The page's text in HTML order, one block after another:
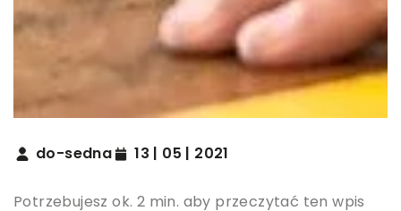
do-sedna 13 | 05 | 2021
Potrzebujesz ok. 2 min. aby przeczytać ten wpis